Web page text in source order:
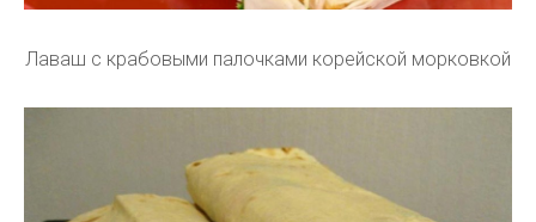
Лаваш с крабовыми палочками корейской морковкой